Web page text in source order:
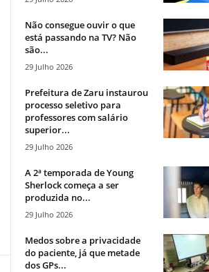
Não consegue ouvir o que
está passando na TV? Não
são...
29 Julho 2026
Prefeitura de Zaru instaurou
processo seletivo para
professores com salário
superior...
29 Julho 2026
A 2ª temporada de Young
Sherlock começa a ser
produzida no...
29 Julho 2026
Medos sobre a privacidade
do paciente, já que metade
dos GPs...